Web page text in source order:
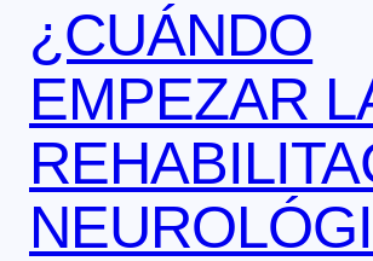
¿CUÁNDO
EMPEZAR